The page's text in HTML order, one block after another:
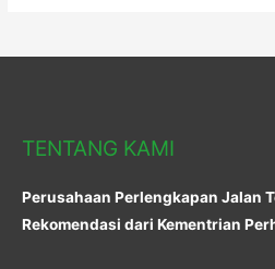
TENTANG KAMI
Perusahaan Perlengkapan Jalan
Rekomendasi dari Kementrian